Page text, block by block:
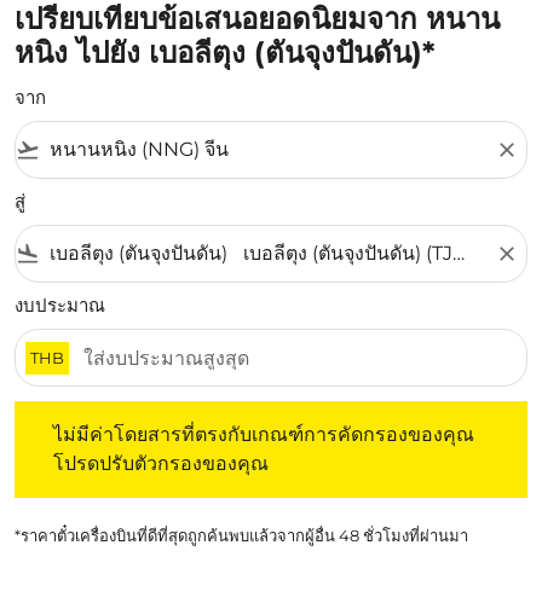
เปรียบเทียบข้อเสนอยอดนิยมจาก หนาน
หนิง ไปยัง เบอลีตุง (ตันจุงปันดัน)*
จาก
flight_takeoff close
สู่
flight_land close
งบประมาณ
THB
ไม่มีค่าโดยสารที่ตรงกับเกณฑ์การคัดกรองของคุณ
โปรดปรับตัวกรองของคุณ
*ราคาตั๋วเครื่องบินที่ดีที่สุดถูกค้นพบแล้วจากผู้อื่น 48 ชั่วโมงที่ผ่านมา